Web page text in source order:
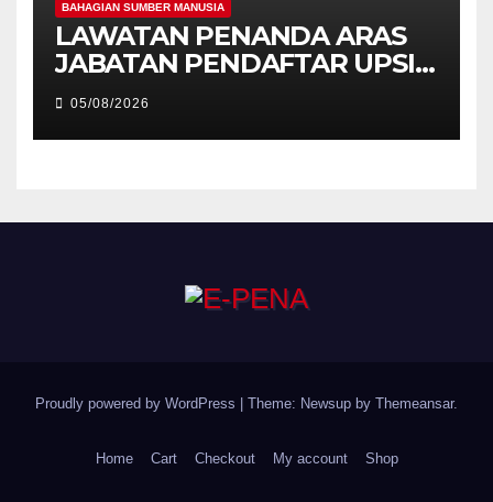
BAHAGIAN SUMBER MANUSIA
LAWATAN PENANDA ARAS
JABATAN PENDAFTAR UPSI
KE JABATAN PENDAFTAR
UniSZA – PERKUKUH
KERJASAMA STRATEGIK
05/08/2026
Proudly powered by WordPress | Theme: Newsup by Themeansar.
Home Cart Checkout My account Shop